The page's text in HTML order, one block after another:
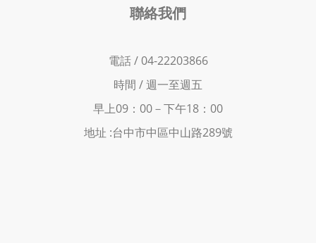
聯絡我們
電話 / 04-22203866
時間 /週一至週五
早上09：00－下午18：00
地址 :台中市中區中山路289號